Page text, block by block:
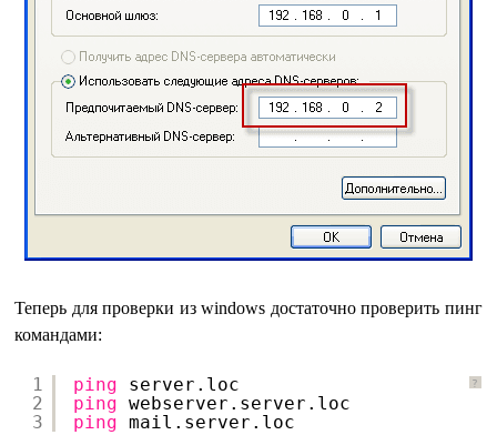
Теперь для проверки из windows достаточно проверить пинг
командами:
?
1
2
3
ping
server.loc
ping
webserver.server.loc
ping
mail.server.loc